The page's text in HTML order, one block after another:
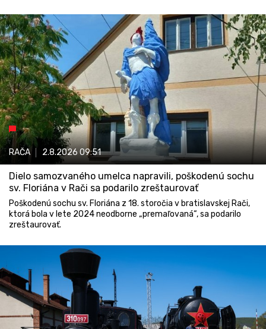
RAČA 2.8.202609:51
Dielo samozvaného umelca napravili, poškodenú sochu
sv. Floriána v Rači sa podarilo zreštaurovať
Poškodenú sochu sv. Floriána z 18. storočia v bratislavskej Rači,
ktorá bola v lete 2024 neodborne „premaľovaná“, sa podarilo
zreštaurovať.